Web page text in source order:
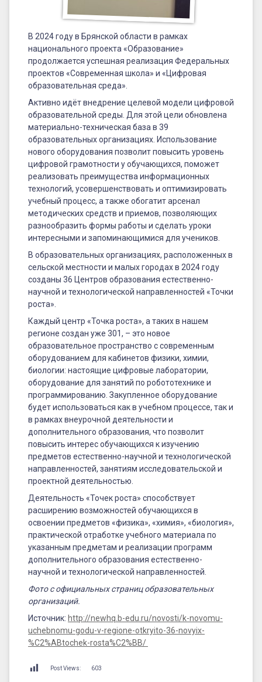
«Точек
роста»
В 2024 году в Брянской области в рамках
национального проекта «Образование»
продолжается успешная реализация Федеральных
проектов «Современная школа» и «Цифровая
образовательная среда».
Активно идёт внедрение целевой модели цифровой
образовательной среды. Для этой цели обновлена
материально-техническая база в 39
образовательных организациях. Использование
нового оборудования позволит повысить уровень
цифровой грамотности у обучающихся, поможет
реализовать преимущества информационных
технологий, усовершенствовать и оптимизировать
учебный процесс, а также обогатит арсенал
методических средств и приемов, позволяющих
разнообразить формы работы и сделать уроки
интересными и запоминающимися для учеников.
В образовательных организациях, расположенных в
сельской местности и малых городах в 2024 году
созданы 36 Центров образования естественно-
научной и технологической направленностей «Точки
роста».
Каждый центр «Точка роста», а таких в нашем
регионе создан уже 301, – это новое
образовательное пространство с современным
оборудованием для кабинетов физики, химии,
биологии: настоящие цифровые лаборатории,
оборудование для занятий по робототехнике и
программированию. Закупленное оборудование
будет использоваться как в учебном процессе, так и
в рамках внеурочной деятельности и
дополнительного образования, что позволит
повысить интерес обучающихся к изучению
предметов естественно-научной и технологической
направленностей, занятиям исследовательской и
проектной деятельностью.
Деятельность «Точек роста» способствует
расширению возможностей обучающихся в
освоении предметов «физика», «химия», «биология»,
практической отработке учебного материала по
указанным предметам и реализации программ
дополнительного образования естественно-
научной и технологической направленностей.
Фото с официальных страниц образовательных
организаций.
Источник: http://newhq.b-edu.ru/novosti/k-novomu-
uchebnomu-godu-v-regione-otkryito-36-novyix-
%C2%ABtochek-rosta%C2%BB/
Post Views: 603